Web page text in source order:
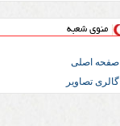
منوی شعبه
صفحه اصلی
گالری تصاویر